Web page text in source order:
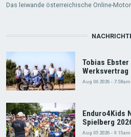
Das leiwande österreichische Online-
Tobias
Werksvertrag
Aug 06 2026 - 7:58am
Enduro4Kids
Spielberg
Aug 05 2026 - 9:15am